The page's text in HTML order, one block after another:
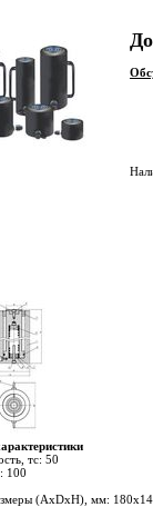
тс: 50
100
(AxDxH), мм: